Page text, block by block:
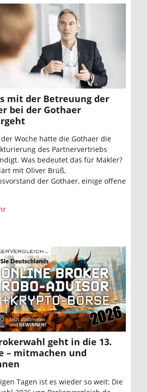
mit der Betreuung der
bei der Gothaer
Woche hatte die Gothaer die
des Partnervertriebs
Was bedeutet das für Makler?
mit Oliver Brüß,
der Gothaer, einige offene
geht in die 13.
– mitmachen und
Tagen ist es wieder so weit: Die